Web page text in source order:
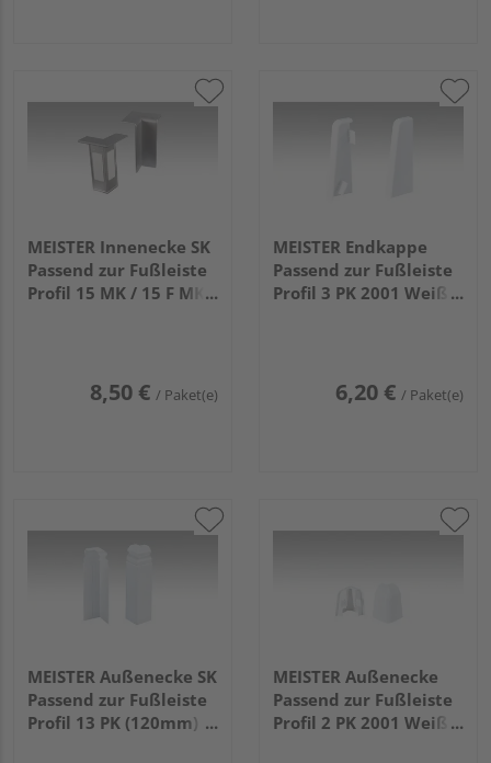
MEISTER Innenecke SK
Passend zur Fußleiste
Profil 15 MK / 15 F MK /
8,50 € / Paket(e)
MEISTER Endkappe
Passend zur Fußleiste
Profil 3 PK 2001 Weiß 2
6,20 € / Paket(e)
MEISTER Außenecke SK
Passend zur Fußleiste
Profil 13 PK (120mm)
MEISTER Außenecke
Passend zur Fußleiste
Profil 2 PK 2001 Weiß 2